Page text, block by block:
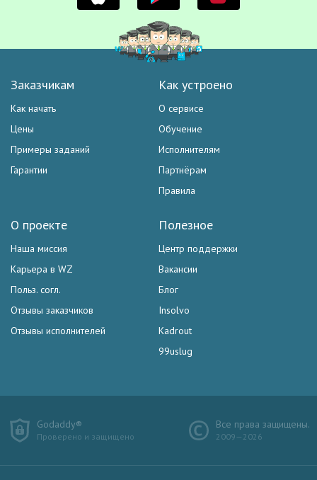
Заказчикам
Как начать
Цены
Примеры заданий
Гарантии
Как устроено
О сервисе
Обучение
Исполнителям
Партнёрам
Правила
Полезное
Центр поддержки
Вакансии
Блог
Insolvo
Kadrout
99uslug
О проекте
Наша миссия
Карьера в WZ
Польз. согл.
Отзывы заказчиков
Отзывы исполнителей
Godaddy®
Проверено и защищено
Все права защищены.
2009—2026